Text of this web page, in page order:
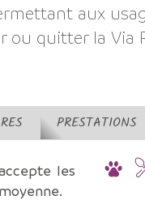
aux
ou quitter la Via
PRESTATIONS
les